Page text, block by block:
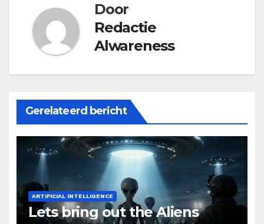
Door
Redactie
Alwareness
Gerelateerd bericht
ARTIFICIAL INTELLIGENCE
Lets bring out the Aliens